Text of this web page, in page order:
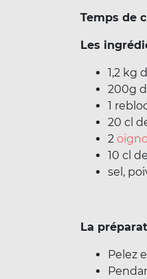
Temps de
Les
1,2 kg
200g
1
20 cl
2
10 cl
sel,
La
Pelez